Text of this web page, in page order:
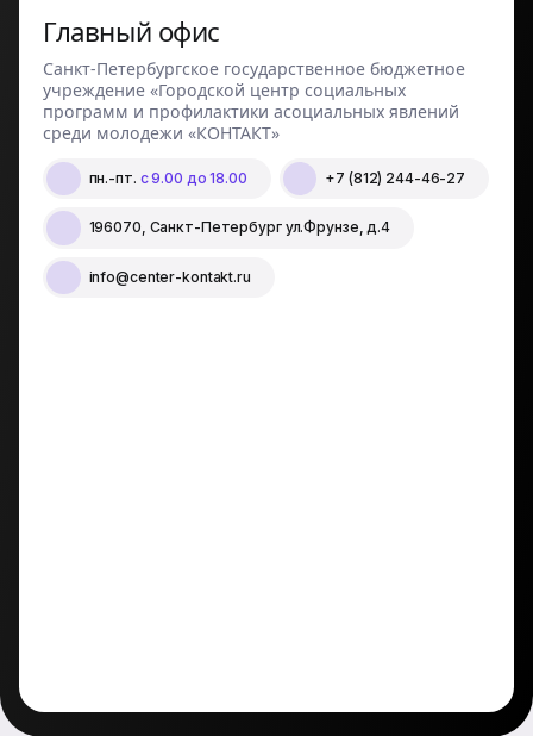
Главный офис
Санкт-Петербургское государственное бюджетное
учреждение «Городской центр социальных
программ и профилактики асоциальных явлений
среди молодежи «КОНТАКТ»
пн.-пт. с 9.00 до 18.00 +7 (812) 244-46-27
196070, Санкт-Петербург ул.Фрунзе, д.4
info@center-kontakt.ru